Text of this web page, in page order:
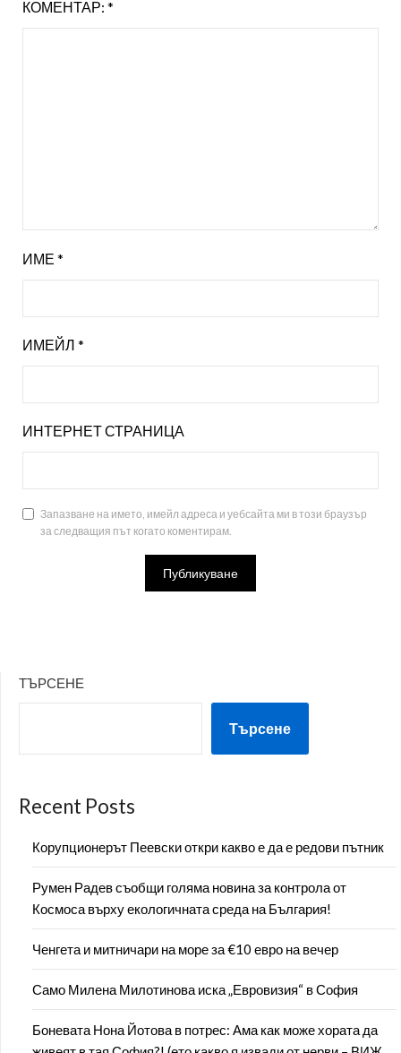
КОМЕНТАР: *
ИМЕ *
ИМЕЙЛ *
ИНТЕРНЕТ СТРАНИЦА
Запазване на името, имейл адреса и уебсайта ми в този браузър
за следващия път когато коментирам.
ТЪРСЕНЕ
Търсене
Recent Posts
Корупционерът Пеевски откри какво е да е редови пътник
Румен Радев съобщи голяма новина за контрола от
Космоса върху екологичната среда на България!
Ченгета и митничари на море за €10 евро на вечер
Само Милена Милотинова иска „Евровизия“ в София
Боневата Нона Йотова в потрес: Ама как може хората да